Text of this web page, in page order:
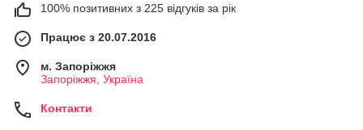
100% позитивних з 225 відгуків за рік
Працює з 20.07.2016
м. Запоріжжя
Запоріжжя, Україна
Контакти